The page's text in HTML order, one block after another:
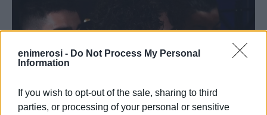
enimerosi - Do Not Process My Personal
Information
If you wish to opt-out of the sale, sharing to third
parties, or processing of your personal or sensitive